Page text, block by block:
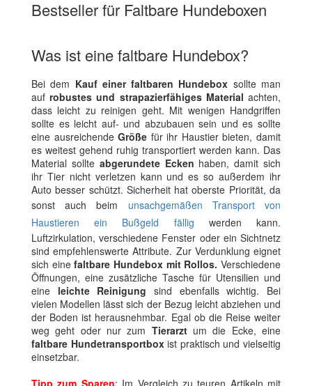
Bestseller für Faltbare Hundeboxen
Was ist eine faltbare Hundebox?
Bei dem Kauf einer faltbaren Hundebox sollte man
aufrobustes und strapazierfähiges Material achten,
dass leicht zu reinigen geht. Mit wenigen Handgriffen
sollte es leicht auf- und abzubauen sein und es sollte
eine ausreichendeGröße für ihr Haustier bieten, damit
es weitest gehend ruhig transportiert werden kann. Das
Material sollte abgerundete Ecken haben, damit sich
ihr Tier nicht verletzen kann und es so außerdem ihr
Auto besser schützt. Sicherheit hat oberste Priorität, da
sonst auch beim unsachgemäßen Transport von
Haustieren ein Bußgeld fällig werden kann.
Luftzirkulation, verschiedene Fenster oder ein Sichtnetz
sind empfehlenswerte Attribute. Zur Verdunklung eignet
sich einefaltbare Hundebox mit Rollos. Verschiedene
Öffnungen, eine zusätzliche Tasche für Utensilien und
eine leichte Reinigung sind ebenfalls wichtig. Bei
vielen Modellen lässt sich der Bezug leicht abziehen und
der Boden ist herausnehmbar. Egal ob die Reise weiter
weg geht oder nur zum Tierarztum die Ecke, eine
faltbare Hundetransportboxist praktisch und vielseitig
einsetzbar.